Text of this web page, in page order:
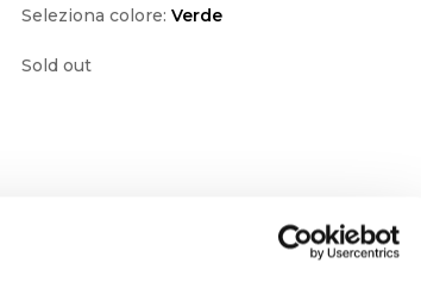
Seleziona colore:Verde
Sold out